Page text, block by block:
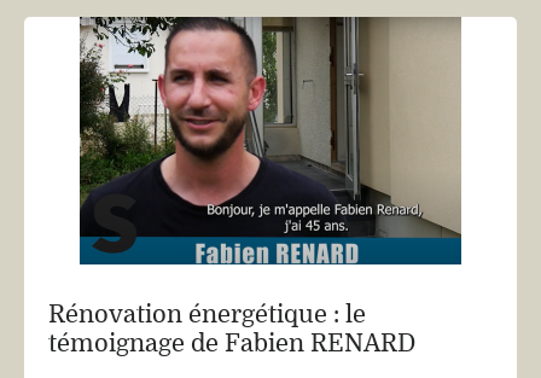
Rénovation énergétique : le
témoignage de Fabien RENARD